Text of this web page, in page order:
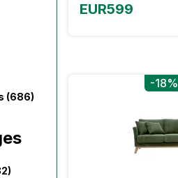
(686)
EUR599
-18%